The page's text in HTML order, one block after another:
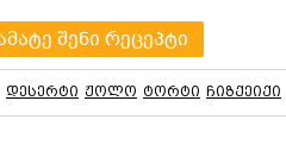
შენი რეცეპტი
დესერტი ჟოლო ტორტი ჩიზქეიქი